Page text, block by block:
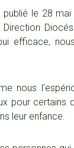
le 28
efficace,
nous
pour certains
leur enfance.